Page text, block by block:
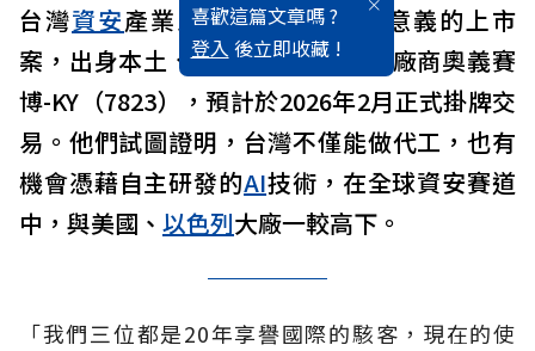
喜歡這篇文章嗎 ?
登入 後立即收藏 !
台灣資安產業即將迎來具里程碑意義的上市
案，出身本土、由駭客創立的資安廠商奧義賽
博-KY（7823），預計於2026年2月正式掛牌交
易。他們試圖證明，台灣不僅能做代工，也有
機會憑藉自主研發的AI技術，在全球資安賽道
中，與美國、 以色列大廠一較高下。
「我們三位都是20年享譽國際的駭客，現在的使